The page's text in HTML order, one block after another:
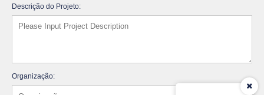
Descrição do Projeto:
Organização: